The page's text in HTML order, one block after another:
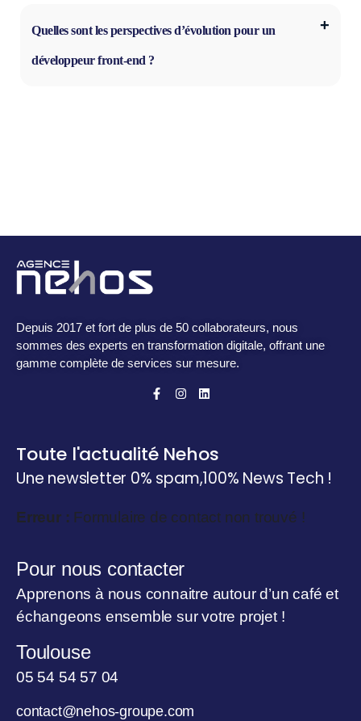
Quelles sont les perspectives d’évolution pour un
développeur front-end ?
Depuis 2017 et fort de plus de 50 collaborateurs, nous
sommes des experts en transformation digitale, offrant une
gamme complète de services sur mesure.
Toute l'actualité Nehos
Une newsletter 0% spam,100% News Tech !
Erreur : Formulaire de contact non trouvé !
Pour nous contacter
Apprenons à nous connaitre autour d’un café et
échangeons ensemble sur votre projet !
Toulouse
05 54 54 57 04
contact@nehos-groupe.com